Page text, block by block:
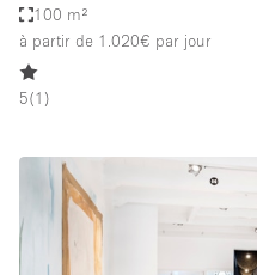
100 m²
à partir de 1.020€ par jour
5(1 )